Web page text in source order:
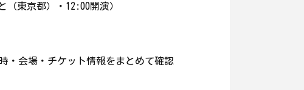
東京都）・12:00開演）
・会場・チケット情報をまとめて確認